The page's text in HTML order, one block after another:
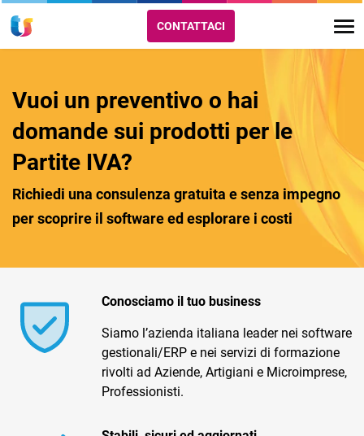
CONTATTACI
Vuoi un preventivo o hai
domande sui prodotti per le
Partite IVA?
Richiedi una consulenza gratuita e senza impegno
per scoprire il software ed esplorare i costi
Conosciamo il tuo business
Siamo l’azienda italiana leader nei software
gestionali/ERP e nei servizi di formazione
rivolti ad Aziende, Artigiani e Microimprese,
Professionisti.